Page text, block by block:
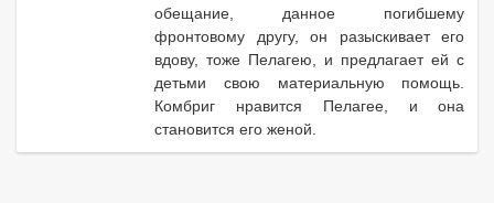
обещание, данное погибшему
фронтовому другу, он разыскивает его
вдову, тоже Пелагею, и предлагает ей с
детьми свою материальную помощь.
Комбриг нравится Пелагее, и она
становится его женой.